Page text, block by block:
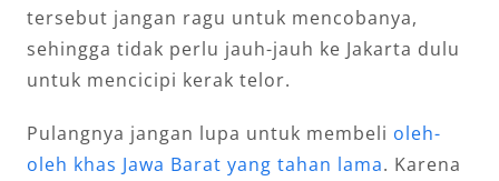
tersebut jangan ragu untuk mencobanya,
sehingga tidak perlu jauh-jauh ke Jakarta dulu
untuk mencicipi kerak telor.
Pulangnya jangan lupa untuk membeli oleh-
oleh khas Jawa Barat yang tahan lama. Karena